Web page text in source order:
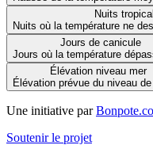
Nuits
Nuits où la température ne
Jours de canicule
Jours où la température
Élévation niveau mer
Élévation prévue du niveau
Une initiative par
Soutenir le projet